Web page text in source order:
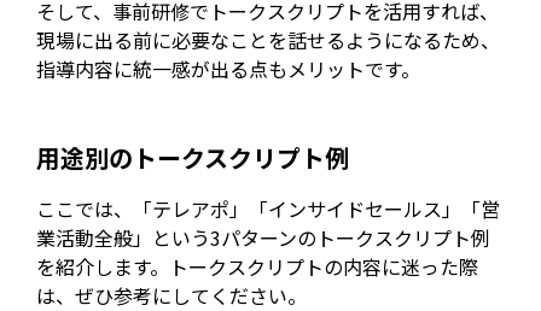
そして、事前研修でトークスクリプトを活用すれば、
現場に出る前に必要なことを話せるようになるため、
指導内容に統一感が出る点もメリットです。
用途別のトークスクリプト例
ここでは、「テレアポ」「インサイドセールス」「営
業活動全般」という3パターンのトークスクリプト例
を紹介します。トークスクリプトの内容に迷った際
は、ぜひ参考にしてください。